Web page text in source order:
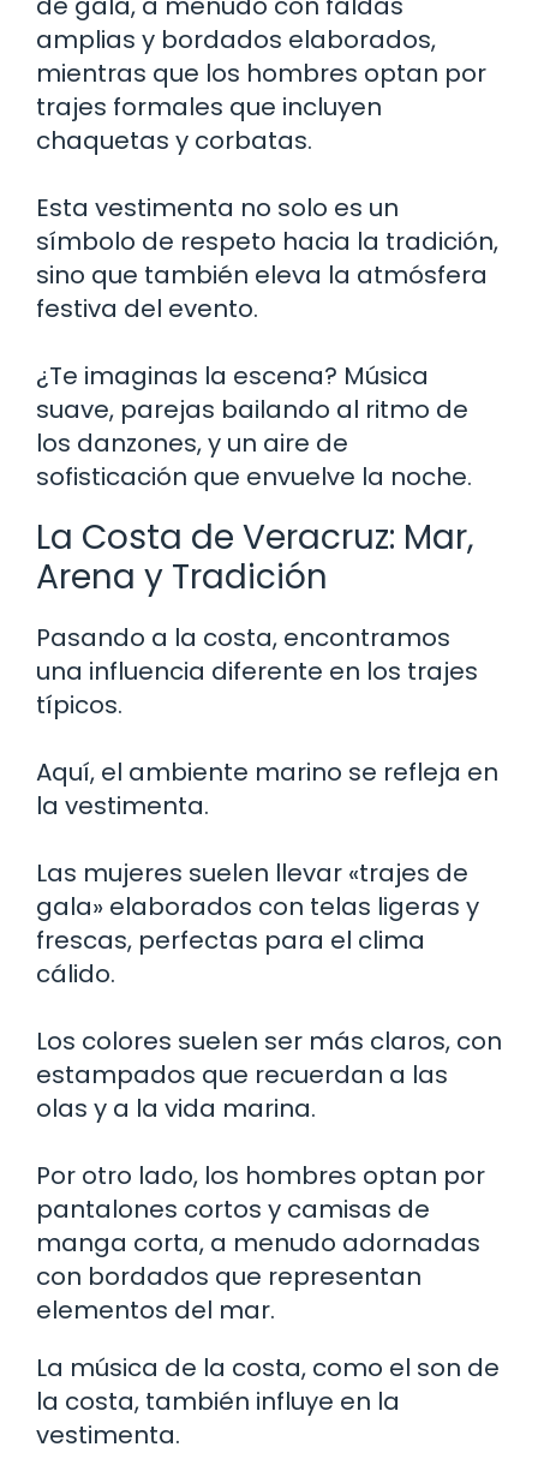
amplias y bordados elaborados,
mientras que los hombres optan por
trajes formales que incluyen
chaquetas y corbatas.
Esta vestimenta no solo es un
símbolo de respeto hacia la tradición,
sino que también eleva la atmósfera
festiva del evento.
¿Te imaginas la escena? Música
suave, parejas bailando al ritmo de
los danzones, y un aire de
sofisticación que envuelve la noche.
La Costa de Veracruz: Mar,
Arena y Tradición
Pasando a la costa, encontramos
una influencia diferente en los trajes
típicos.
Aquí, el ambiente marino se refleja en
la vestimenta.
Las mujeres suelen llevar «trajes de
gala» elaborados con telas ligeras y
frescas, perfectas para el clima
cálido.
Los colores suelen ser más claros, con
estampados que recuerdan a las
olas y a la vida marina.
Por otro lado, los hombres optan por
pantalones cortos y camisas de
manga corta, a menudo adornadas
con bordados que representan
elementos del mar.
La música de la costa, como el son de
la costa, también influye en la
vestimenta.